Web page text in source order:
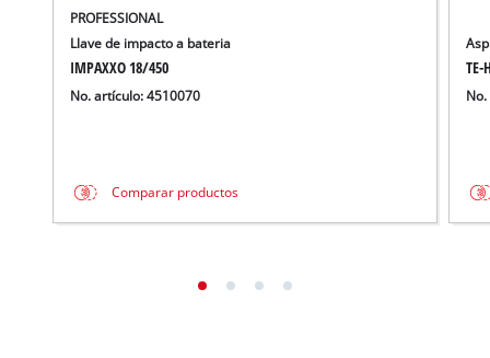
PROFESSIONAL
Llave de impacto a bateria
IMPAXXO 18/450
No. artículo: 4510070
Comparar productos
TE-